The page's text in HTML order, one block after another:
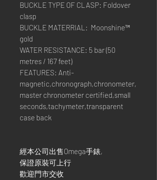
BUCKLE TYPE OF CLASP: Foldover
clasp
BUCKLE MATERRIAL: Moonshine™
gold
WATER RESISTANCE: 5 bar (50
metres / 167 feet)
FEATURES: Anti-
magnetic,chronograph,chronometer,
master chronometer certified,small
seconds,tachymeter,transparent
case back
經本公司出售Omega手錶,
保證原裝可上行
歡迎門市交收